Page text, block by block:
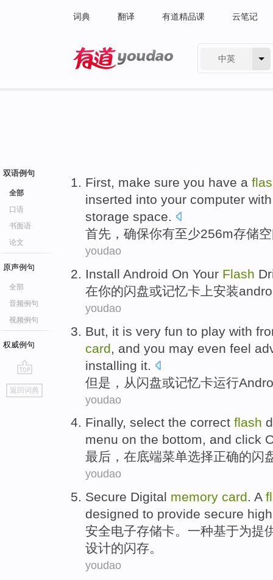
词典 翻译 有道精品课 云笔记
中英
双语例句
全部
口语
书面语
论文
原声例句
全部
音频例句
视频例句
权威例句
go
top
返回词典
First, make sure you have a
inserted into your computer
storage space.
首先 ， 确保你有至少256m存储
youdao
Install Android On Your Flash
在你的闪盘或记忆卡上安装
youdao
But , it is very fun to play with
card
and you may even feel
installing it.
但是 ， 从闪盘或记忆卡运行
youdao
Finally, select the correct flash
menu on the bottom, and click
最后 ， 在底端菜单选择正确的闪
youdao
Secure Digital memory card. A
designed to provide secure
安全电子存储卡。 一种基于为提
设计的闪存。
youdao